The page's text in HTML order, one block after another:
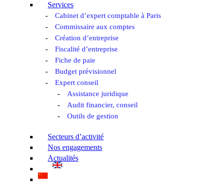
Services
Cabinet d’expert comptable à Paris
Commissaire aux comptes
Création d’entreprise
Fiscalité d’entreprise
Fiche de paie
Budget prévisionnel
Expert conseil
Assistance juridique
Audit financier, conseil
Outils de gestion
Secteurs d’activité
Nos engagements
Actualités